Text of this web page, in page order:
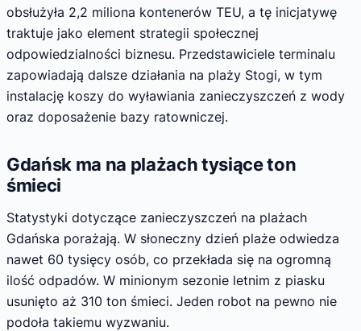
obsłużyła 2,2 miliona kontenerów TEU, a tę inicjatywę
traktuje jako element strategii społecznej
odpowiedzialności biznesu. Przedstawiciele terminalu
zapowiadają dalsze działania na plaży Stogi, w tym
instalację koszy do wyławiania zanieczyszczeń z wody
oraz doposażenie bazy ratowniczej.
Gdańsk ma na plażach tysiące ton
śmieci
Statystyki dotyczące zanieczyszczeń na plażach
Gdańska porażają. W słoneczny dzień plaże odwiedza
nawet 60 tysięcy osób, co przekłada się na ogromną
ilość odpadów. W minionym sezonie letnim z piasku
usunięto aż 310 ton śmieci. Jeden robot na pewno nie
podoła takiemu wyzwaniu.